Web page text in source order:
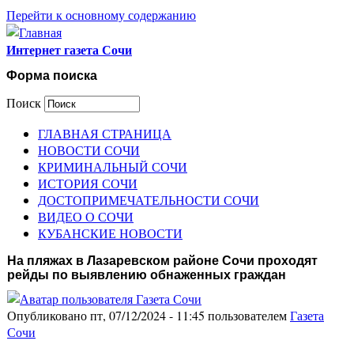
Перейти к основному содержанию
Интернет газета Сочи
Форма поиска
Поиск
ГЛАВНАЯ СТРАНИЦА
НОВОСТИ СОЧИ
КРИМИНАЛЬНЫЙ СОЧИ
ИСТОРИЯ СОЧИ
ДОСТОПРИМЕЧАТЕЛЬНОСТИ СОЧИ
ВИДЕО О СОЧИ
КУБАНСКИЕ НОВОСТИ
На пляжах в Лазаревском районе Сочи проходят
рейды по выявлению обнаженных граждан
Опубликовано пт, 07/12/2024 - 11:45 пользователемГазета
Сочи